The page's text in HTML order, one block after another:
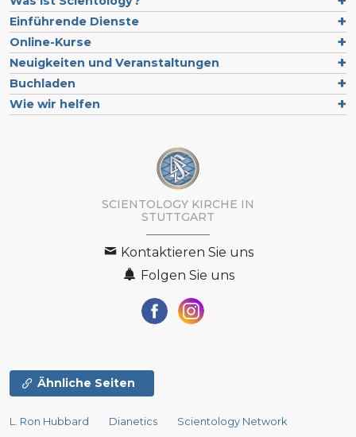
Einführende Dienste
Online-Kurse
Neuigkeiten und Veranstaltungen
Buchladen
Wie wir helfen
SCIENTOLOGY KIRCHE IN
STUTTGART
Kontaktieren Sie uns
Folgen Sie uns
Ähnliche Seiten
L. Ron Hubbard Dianetics
Scientology Network